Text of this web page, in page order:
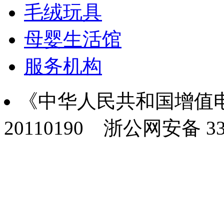
毛绒玩具
母婴生活馆
服务机构
《中华人民共和国增
20110190 浙公网安备